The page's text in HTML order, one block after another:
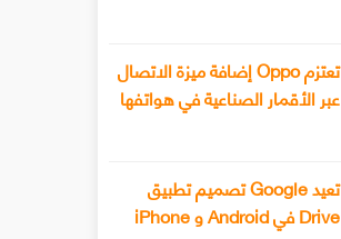
تعتزم Oppo إضافة ميزة الاتصال
عبر الأقمار الصناعية في هواتفها
تعيد Google تصميم تطبيق
Drive في Android و iPhone